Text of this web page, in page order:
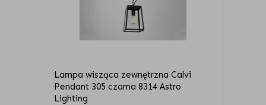
Lampa wisząca zewnętrzna Calvi
Pendant 305 czarna 8314 Astro
Lighting